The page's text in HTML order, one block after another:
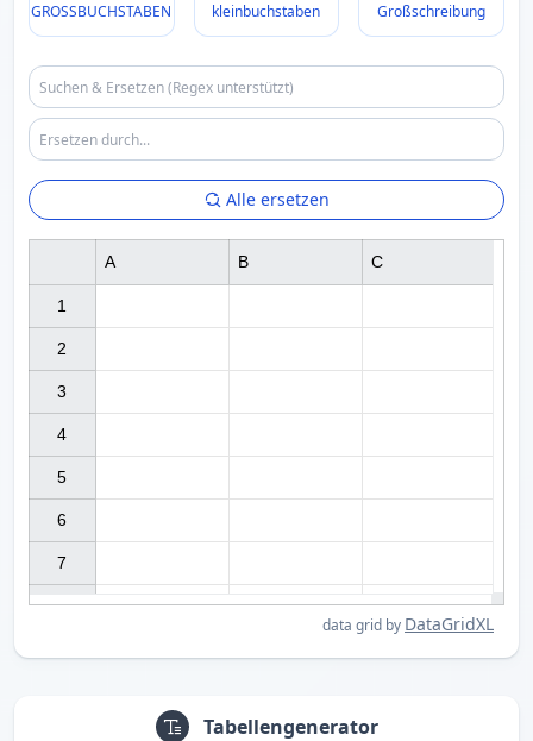
GROSSBUCHSTABEN kleinbuchstaben Großschreibung
Alle ersetzen
data grid by DataGridXL
1
2
3
4
5
6
7
A B C
Tabellengenerator